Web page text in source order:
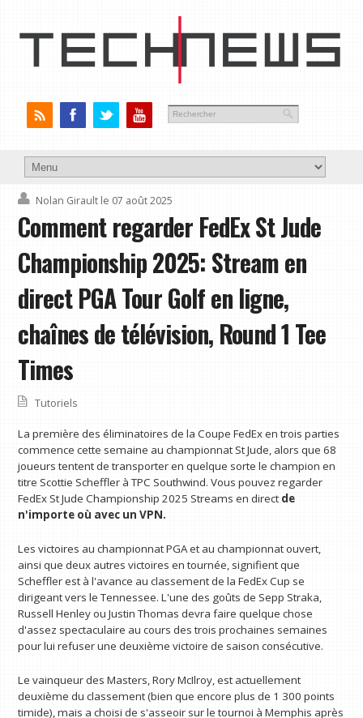
Nolan Girault le 07 août 2025
Comment regarder FedEx St Jude
Championship 2025: Stream en
direct PGA Tour Golf en ligne,
chaînes de télévision, Round 1 Tee
Times
Tutoriels
La première des éliminatoires de la Coupe FedEx en trois parties
commence cette semaine au championnat St Jude, alors que 68
joueurs tentent de transporter en quelque sorte le champion en
titre Scottie Scheffler à TPC Southwind. Vous pouvez regarder
FedEx St Jude Championship 2025 Streams en direct de
n'importe où avec un VPN.
Les victoires au championnat PGA et au championnat ouvert,
ainsi que deux autres victoires en tournée, signifient que
Scheffler est à l'avance au classement de la FedEx Cup se
dirigeant vers le Tennessee. L'une des goûts de Sepp Straka,
Russell Henley ou Justin Thomas devra faire quelque chose
d'assez spectaculaire au cours des trois prochaines semaines
pour lui refuser une deuxième victoire de saison consécutive.
Le vainqueur des Masters, Rory McIlroy, est actuellement
deuxième du classement (bien que encore plus de 1 300 points
timide), mais a choisi de s'asseoir sur le tournoi à Memphis après